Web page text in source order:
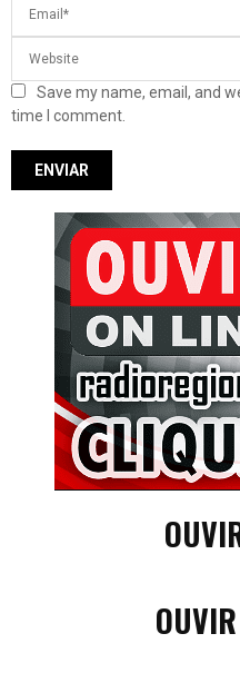
Save my name, email, and
time I comment.